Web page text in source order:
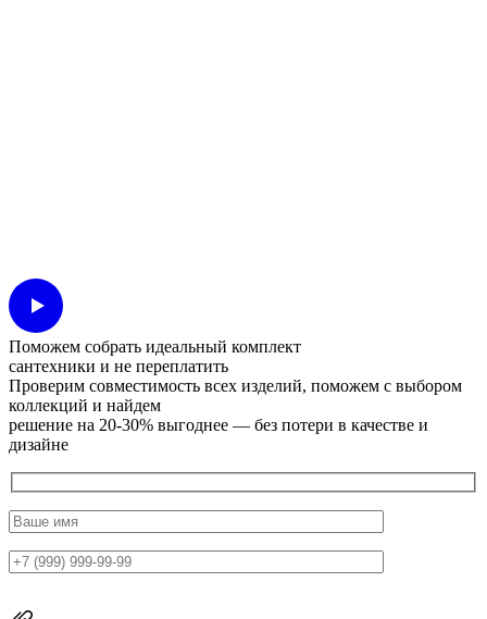
Поможем собрать идеальный комплект
сантехники и не переплатить
Проверим совместимость всех изделий, поможем с выбором
коллекций и найдем
решение на 20-30% выгоднее — без потери в качестве и
дизайне